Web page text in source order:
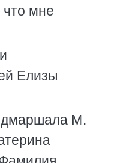
что мне
Елизы
М.